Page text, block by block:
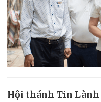
Hội thánh Tin Lành